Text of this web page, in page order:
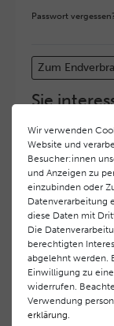
Passwort
Zum
Sie
werden?
Hohe
haben bei
hohes
gewährleisten.
werden auf
während
Wir verwenden
Website und
Besucher:innen
und Anzeigen zu
einzubinden oder
Datenverarbeitung
diese Daten mit
Die
berechtigten
abgelehnt werden.
Einwilligung zu
widerrufen.
Verwendung
erklärung.